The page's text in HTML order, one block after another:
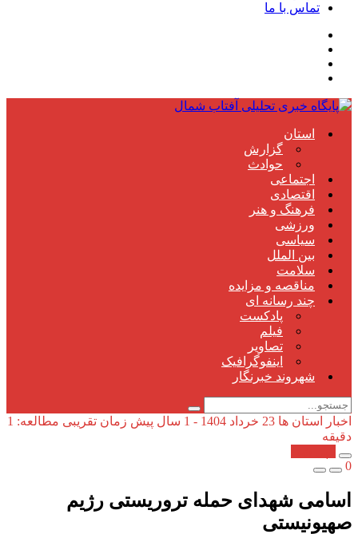
تماس با ما
استان
گزارش
حوادث
اجتماعی
اقتصادی
فرهنگ و هنر
ورزشی
سیاسی
بین الملل
سلامت
مناقصه و مزایده
چند رسانه ای
پادکست
فیلم
تصاویر
اینفوگرافیک
شهروند خبرنگار
اخبار استان ها 23 خرداد 1404 - 1 سال پیش
زمان تقریبی مطالعه: 1
دقیقه
0
اسامی شهدای حمله تروریستی رژیم
صهیونیستی